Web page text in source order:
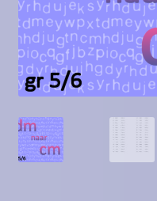
Homepagina
Mijn account
Privacy Policy
Winkelmand